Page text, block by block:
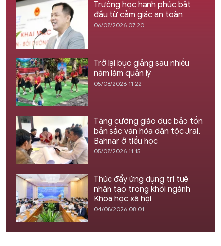
Trường học hạnh phúc bắt
đầu từ cảm giác an toàn
06/08/2026 07:20
Trở lại bục giảng sau nhiều
năm làm quản lý
05/08/2026 11:22
Tăng cường giáo dục bảo tồn
bản sắc văn hóa dân tộc Jrai,
Bahnar ở tiểu học
05/08/2026 11:15
Thúc đẩy ứng dụng trí tuệ
nhân tạo trong khối ngành
Khoa học xã hội
04/08/2026 08:01